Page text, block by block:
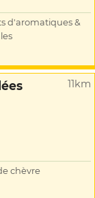
d'aromatiques &
11km
chèvre